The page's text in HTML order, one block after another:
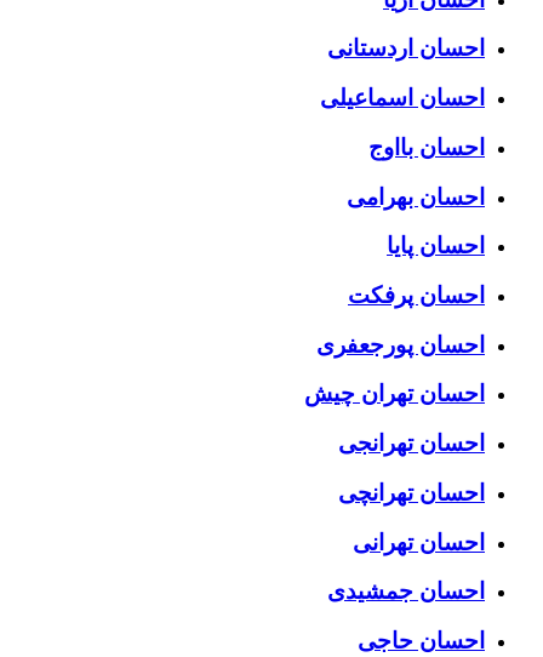
احسان اردستانی
احسان اسماعیلی
احسان بااوج
احسان بهرامی
احسان پایا
احسان پرفکت
احسان پورجعفری
احسان تهران چیش
احسان تهرانجی
احسان تهرانچی
احسان تهرانی
احسان جمشیدی
احسان حاجی